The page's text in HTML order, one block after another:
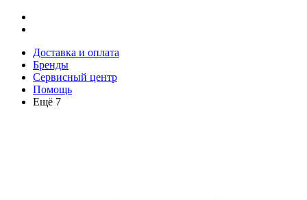
Доставка и оплата
Бренды
Сервисный центр
Помощь
Ещё 7